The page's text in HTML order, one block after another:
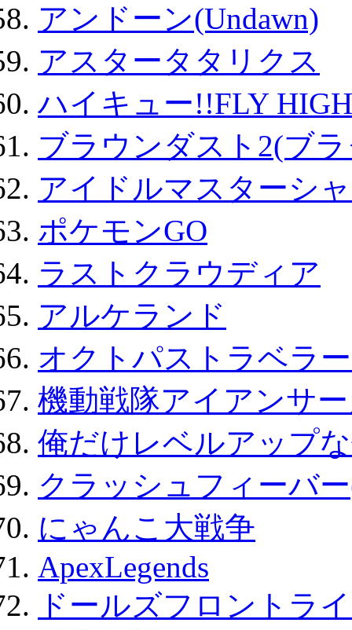
アンドーン(Undawn)
アスタータタリクス
ハイキュー!!FLY HIGH
ブラウンダスト2(ブ
アイドルマスターシ
ポケモンGO
ラストクラウディア
アルケランド
オクトパストラベラ
機動戦隊アイアンサ
俺だけレベルアップ
クラッシュフィーバ
にゃんこ大戦争
ApexLegends
ドールズフロントラ